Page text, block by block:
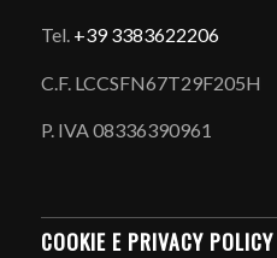
Tel. +39 3383622206
C.F. LCCSFN67T29F205H
P. IVA 08336390961
COOKIE E PRIVACY POLICY